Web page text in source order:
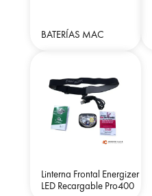
BATERÍAS MAC
Linterna Frontal Energizer
LED Recargable Pro400